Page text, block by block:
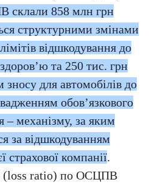
склали 858 млн грн
структурними змінами
відшкодування до
та 250 тис. грн
для автомобілів до
обов’язкового
– механізму, за яким
за відшкодуванням
страхової компанії.
(loss ratio) по ОСЦПВ